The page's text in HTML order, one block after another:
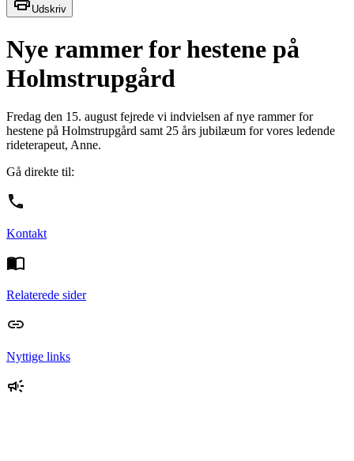
Udskriv
Nye rammer for hestene på
Holmstrupgård
Fredag den 15. august fejrede vi indvielsen af nye rammer for
hestene på Holmstrupgård samt 25 års jubilæum for vores ledende
rideterapeut, Anne.
Gå direkte til:
Kontakt
Relaterede sider
Nyttige links